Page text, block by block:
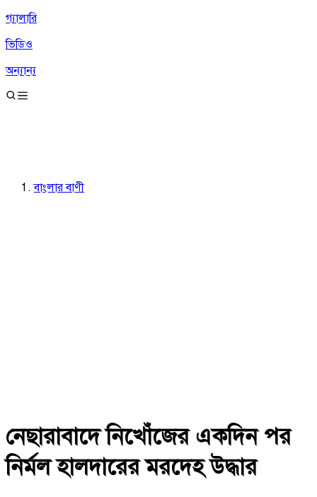
গ্যালারি
ভিডিও
অন্যান্য
বাংলার বাণী
নেছারাবাদে নিখোঁজের একদিন পর
নির্মল হালদারের মরদেহ উদ্ধার